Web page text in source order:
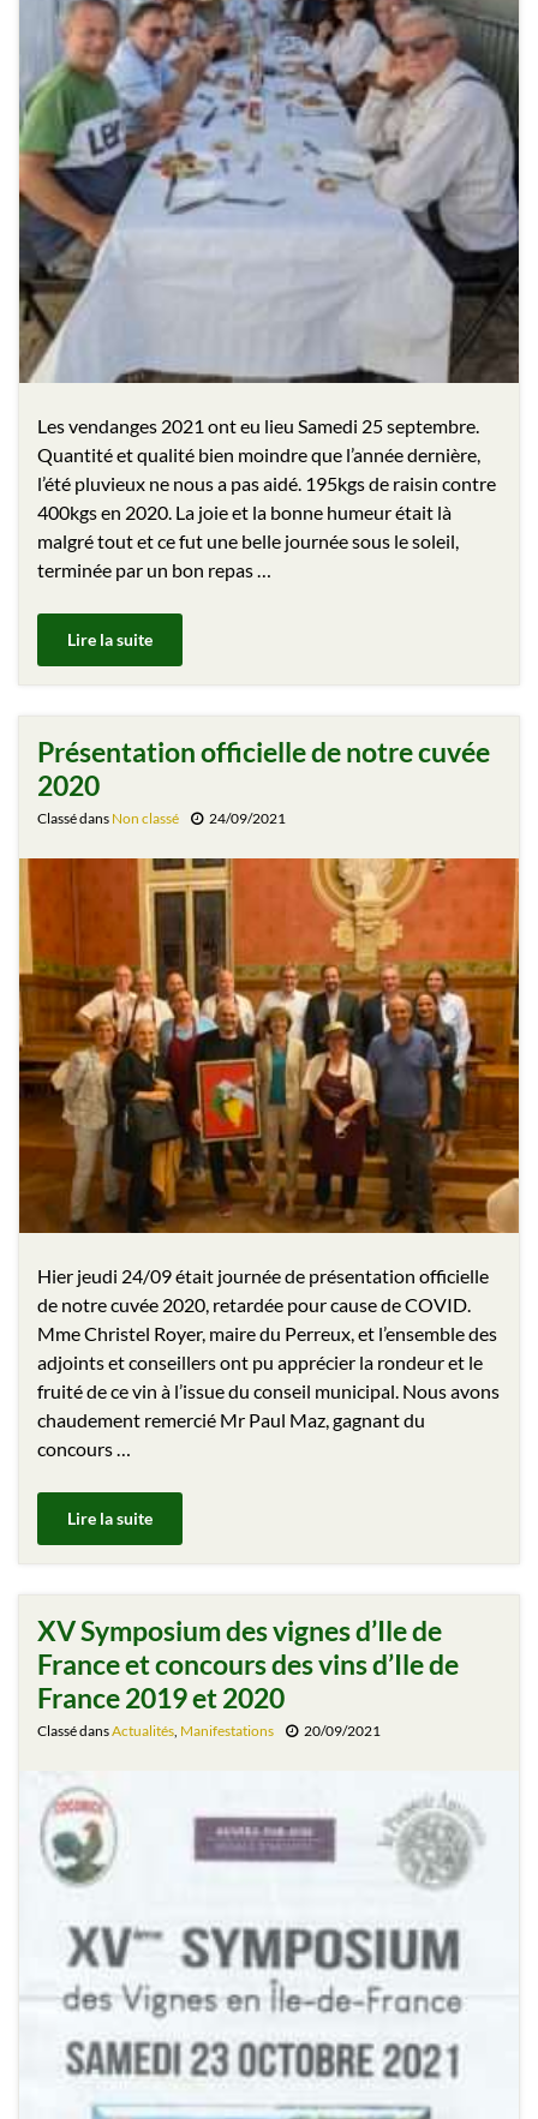
Les vendanges 2021 ont eu lieu Samedi 25 septembre.
Quantité et qualité bien moindre que l’année dernière,
l’été pluvieux ne nous a pas aidé. 195kgs de raisin contre
400kgs en 2020. La joie et la bonne humeur était là
malgré tout et ce fut une belle journée sous le soleil,
terminée par un bon repas …
Lire la suite
Présentation officielle de notre cuvée
2020
Classé dans Non classé 24/09/2021
Hier jeudi 24/09 était journée de présentation officielle
de notre cuvée 2020, retardée pour cause de COVID.
Mme Christel Royer, maire du Perreux, et l’ensemble des
adjoints et conseillers ont pu apprécier la rondeur et le
fruité de ce vin à l’issue du conseil municipal. Nous avons
chaudement remercié Mr Paul Maz, gagnant du
concours …
Lire la suite
XV Symposium des vignes d’Ile de
France et concours des vins d’Ile de
France 2019 et 2020
Classé dansActualités, Manifestations 20/09/2021